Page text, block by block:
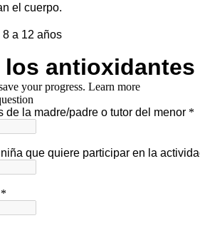
el cuerpo.
a 12 años